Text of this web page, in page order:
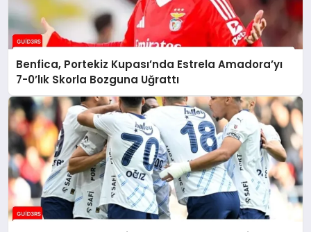
Benfica, Portekiz Kupası’nda Estrela Amadora’yı
7-0’lık Skorla Bozguna Uğrattı